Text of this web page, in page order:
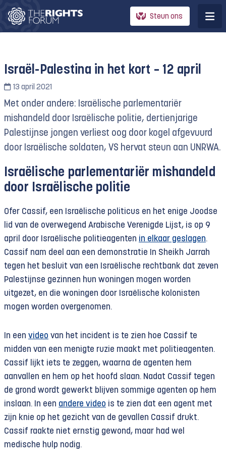
Steun ons
Israël-Palestina in het kort – 12 april
13 april 2021
Met onder andere: Israëlische parlementariër
mishandeld door Israëlische politie, dertienjarige
Palestijnse jongen verliest oog door kogel afgevuurd
door Israëlische soldaten, VS hervat steun aan UNRWA.
Israëlische parlementariër mishandeld
door Israëlische politie
Ofer Cassif, een Israëlische politicus en het enige Joodse
lid van de overwegend Arabische Verenigde Lijst, is op 9
april door Israëlische politieagenten in elkaar geslagen.
Cassif nam deel aan een demonstratie In Sheikh Jarrah
tegen het besluit van een Israëlische rechtbank dat zeven
Palestijnse gezinnen hun woningen mogen worden
uitgezet, en die woningen door Israëlische kolonisten
mogen worden overgenomen.
In een video van het incident is te zien hoe Cassif te
midden van een menigte ruzie maakt met politieagenten.
Cassif lijkt iets te zeggen, waarna de agenten hem
aanvallen en hem op het hoofd slaan. Nadat Cassif tegen
de grond wordt gewerkt blijven sommige agenten op hem
inslaan. In een andere video is te zien dat een agent met
zijn knie op het gezicht van de gevallen Cassif drukt.
Cassif raakte niet ernstig gewond, maar had wel
medische hulp nodig.